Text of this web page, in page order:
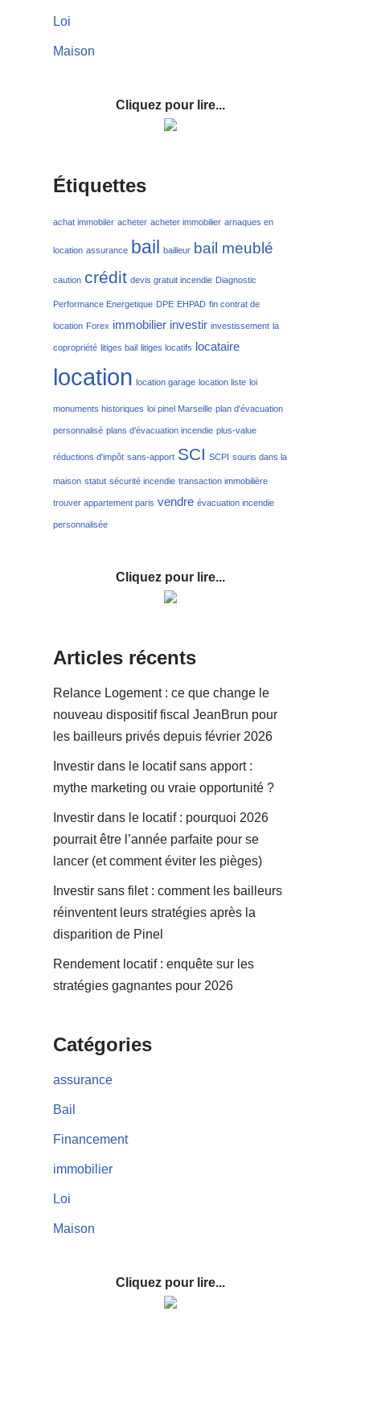
Loi
Maison
Cliquez pour lire...
Étiquettes
achat immobiler acheter acheter immobilier arnaques en
location assurance bail bailleur bail meublé
caution crédit devis gratuit incendie Diagnostic
Performance Energetique DPE EHPAD fin contrat de
location Forex immobilier investir investissement la
copropriété litiges bail litiges locatifs locataire
location location garage location liste loi
monuments historiques loi pinel Marseille plan d'évacuation
personnalisé plans d'évacuation incendie plus-value
réductions d'impôt sans-apport SCI SCPI souris dans la
maison statut sécurité incendie transaction immobilière
trouver appartement paris vendre évacuation incendie
personnalisée
Cliquez pour lire...
Articles récents
Relance Logement : ce que change le
nouveau dispositif fiscal JeanBrun pour
les bailleurs privés depuis février 2026
Investir dans le locatif sans apport :
mythe marketing ou vraie opportunité ?
Investir dans le locatif : pourquoi 2026
pourrait être l’année parfaite pour se
lancer (et comment éviter les pièges)
Investir sans filet : comment les bailleurs
réinventent leurs stratégies après la
disparition de Pinel
Rendement locatif : enquête sur les
stratégies gagnantes pour 2026
Catégories
assurance
Bail
Financement
immobilier
Loi
Maison
Cliquez pour lire...